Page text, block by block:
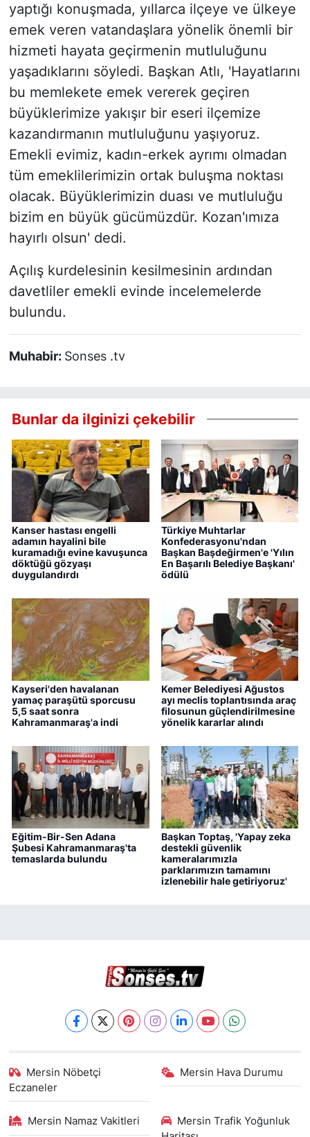
yaptığı konuşmada, yıllarca ilçeye ve ülkeye
emek veren vatandaşlara yönelik önemli bir
hizmeti hayata geçirmenin mutluluğunu
yaşadıklarını söyledi. Başkan Atlı, 'Hayatlarını
bu memlekete emek vererek geçiren
büyüklerimize yakışır bir eseri ilçemize
kazandırmanın mutluluğunu yaşıyoruz.
Emekli evimiz, kadın-erkek ayrımı olmadan
tüm emeklilerimizin ortak buluşma noktası
olacak. Büyüklerimizin duası ve mutluluğu
bizim en büyük gücümüzdür. Kozan'ımıza
hayırlı olsun' dedi.
Açılış kurdelesinin kesilmesinin ardından
davetliler emekli evinde incelemelerde
bulundu.
Muhabir: Sonses .tv
Bunlar da ilginizi çekebilir
Kanser hastası engelli
adamın hayalini bile
kuramadığı evine kavuşunca
döktüğü gözyaşı
duygulandırdı
Türkiye Muhtarlar
Konfederasyonu'ndan
Başkan Başdeğirmen'e 'Yılın
En Başarılı Belediye Başkanı'
ödülü
Kayseri'den havalanan
yamaç paraşütü sporcusu
5,5 saat sonra
Kahramanmaraş'a indi
Kemer Belediyesi Ağustos
ayı meclis toplantısında araç
filosunun güçlendirilmesine
yönelik kararlar alındı
Eğitim-Bir-Sen Adana
Şubesi Kahramanmaraş'ta
temaslarda bulundu
Başkan Toptaş, 'Yapay zeka
destekli güvenlik
kameralarımızla
parklarımızın tamamını
izlenebilir hale getiriyoruz'
Mersin Nöbetçi
Eczaneler
Mersin Hava Durumu
Mersin Namaz Vakitleri
Mersin Trafik Yoğunluk